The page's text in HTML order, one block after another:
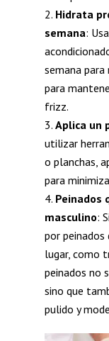
Hidrata
semana:
semana
para
frizz.
Aplica un
utilizar
o planchas,
para
Peinados
masculino:
por
lugar, como
peinados no
sino que
pulido y